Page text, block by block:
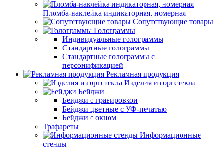
Пломба-наклейка индикаторная, номерная
Сопутствующие товары
Голограммы
Индивидуальные голограммы
Стандартные голограммы
Стандартные голограммы с
персонификацией
Рекламная продукция
Изделия из оргстекла
Бейджи
Бейджи с гравировкой
Бейджи цветные с УФ-печатью
Бейджи с окном
Трафареты
Информационные
стенды